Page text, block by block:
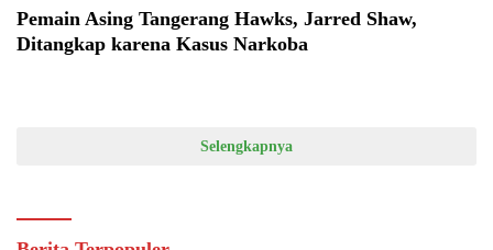
Pemain Asing Tangerang Hawks, Jarred Shaw,
Ditangkap karena Kasus Narkoba
Selengkapnya